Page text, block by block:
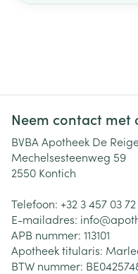
Neem contact met
BVBA Apotheek De
Mechelsesteenweg 59
2550 Kontich
Telefoon: +32 3 457 03 72
E-mailadres: info@
APB nummer: 113101
Apotheek titularis:
BTW nummer: